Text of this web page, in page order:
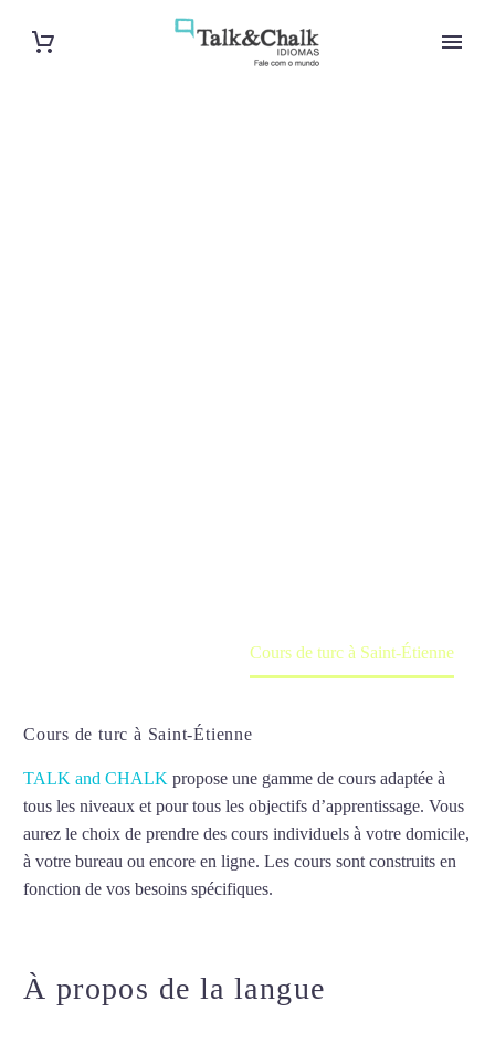
Cours de turc à Saint-Étienne
Cours de turc à Saint-Étienne
TALK and CHALK propose une gamme de cours adaptée à
tous les niveaux et pour tous les objectifs d’apprentissage. Vous
aurez le choix de prendre des cours individuels à votre domicile,
à votre bureau ou encore en ligne. Les cours sont construits en
fonction de vos besoins spécifiques.
À propos de la langue